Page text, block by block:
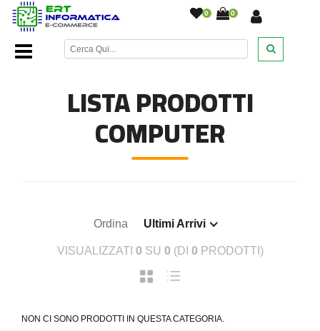
0 0
Home Page/Ricondizionati/Computer/
LISTA PRODOTTI
COMPUTER
Ordina Ultimi Arrivi
VISUALIZZATI 0 SU 0 (DI 0 PRODOTTI)
NON CI SONO PRODOTTI IN QUESTA CATEGORIA.